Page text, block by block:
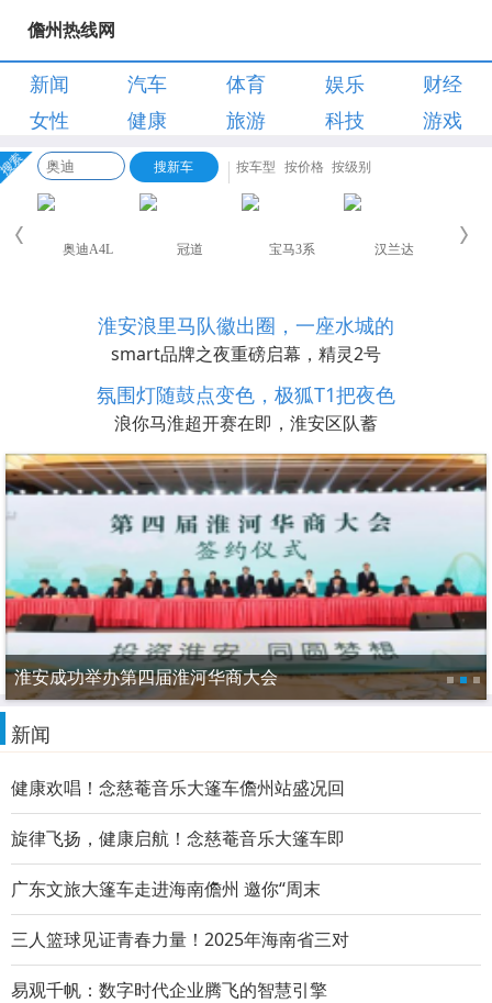
儋州热线网
新闻 汽车 体育 娱乐
财经
女性
健康 旅游 科技 游戏
淮安浪里马队徽出圈，一座水城的
smart品牌之夜重磅启幕，精灵2号
氛围灯随鼓点变色，极狐T1把夜色
浪你马淮超开赛在即，淮安区队蓄
淮安成功举办第四届淮河华商大会
新闻
健康欢唱！念慈菴音乐大篷车儋州站盛况回
旋律飞扬，健康启航！念慈菴音乐大篷车即
广东文旅大篷车走进海南儋州 邀你“周末
三人篮球见证青春力量！2025年海南省三对
易观千帆：数字时代企业腾飞的智慧引擎